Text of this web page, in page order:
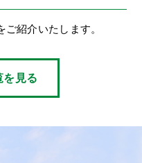
紹介いたします。
を見る